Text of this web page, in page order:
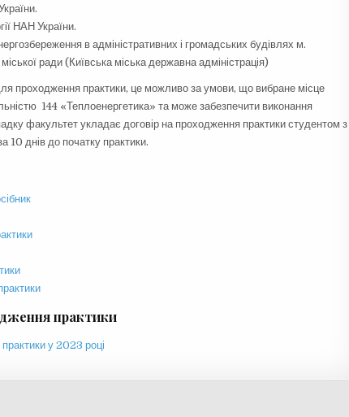
НАН України.
в адміністративних і громадських будівлях м.
ради (Київська міська державна адміністрація)
проходження практики, це можливо за умови, що вибране місце
144 «Теплоенергетика» та може забезпечити виконання
факультет укладає договір на проходження практики студентом з
10 днів до початку практики.
практики
у 2023 році